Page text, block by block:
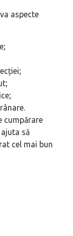
aspecte
cumpărare
să
cel mai bun